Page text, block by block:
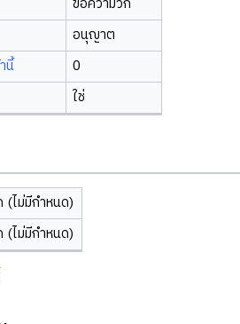
อนุญาต
นี้
0
ใช่
ไม่มีกำหนด)
ไม่มีกำหนด)